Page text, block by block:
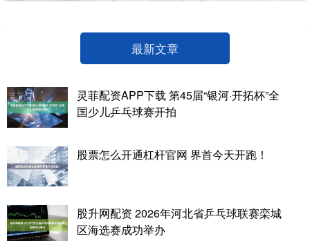
最新文章
灵菲配资APP下载 第45届“银河·开拓杯”全
国少儿乒乓球赛开拍
股票怎么开通杠杆官网 界首今天开跑！
股升网配资 2026年河北省乒乓球联赛栾城
区海选赛成功举办